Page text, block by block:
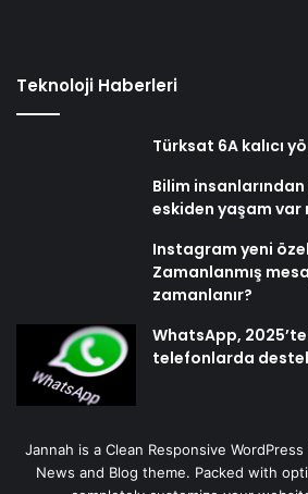
Teknoloji Haberleri
Türksat 6A kalıcı
Bilim
eskiden yaşam var
Instagram yeni
Zamanlanmış
zamanlanır?
WhatsApp,
telefonlarda
Jannah is a Clean Responsive
News and Blog theme. Packed with